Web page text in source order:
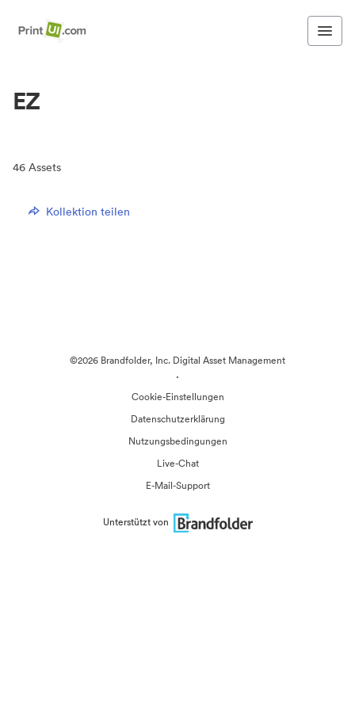
EZ
46 Assets
Kollektion teilen
©2026 Brandfolder, Inc. Digital Asset Management
·
Cookie-Einstellungen
Datenschutzerklärung
Nutzungsbedingungen
Live-Chat
E-Mail-Support
Unterstützt von